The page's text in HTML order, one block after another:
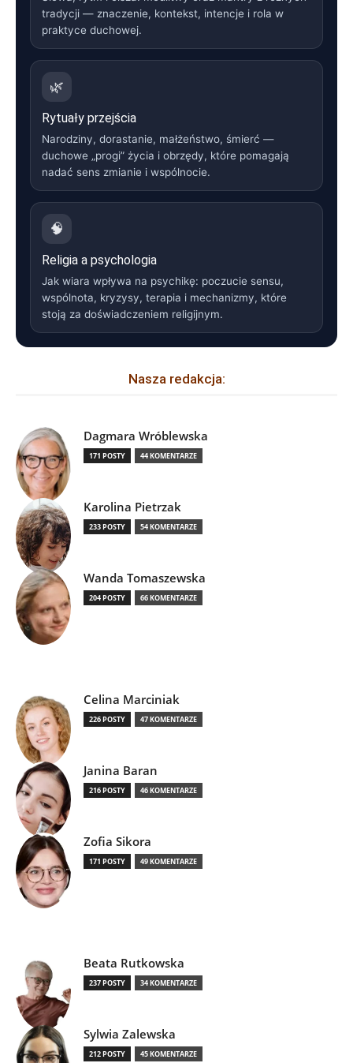
tradycji — znaczenie, kontekst, intencje i rola w
praktyce duchowej.
🌿
Rytuały przejścia
Narodziny, dorastanie, małżeństwo, śmierć —
duchowe „progi” życia i obrzędy, które pomagają
nadać sens zmianie i wspólnocie.
🧠
Religia a psychologia
Jak wiara wpływa na psychikę: poczucie sensu,
wspólnota, kryzysy, terapia i mechanizmy, które
stoją za doświadczeniem religijnym.
Nasza redakcja:
Dagmara Wróblewska
171 POSTY 44 KOMENTARZE
Karolina Pietrzak
233 POSTY 54 KOMENTARZE
Wanda Tomaszewska
204 POSTY 66 KOMENTARZE
Celina Marciniak
226 POSTY 47 KOMENTARZE
Janina Baran
216 POSTY 46 KOMENTARZE
Zofia Sikora
171 POSTY 49 KOMENTARZE
Beata Rutkowska
237 POSTY 34 KOMENTARZE
Sylwia Zalewska
212 POSTY 45 KOMENTARZE